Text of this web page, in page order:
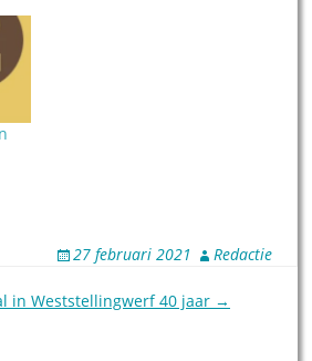
27 februari 2021 Redactie
in Weststellingwerf 40 jaar →